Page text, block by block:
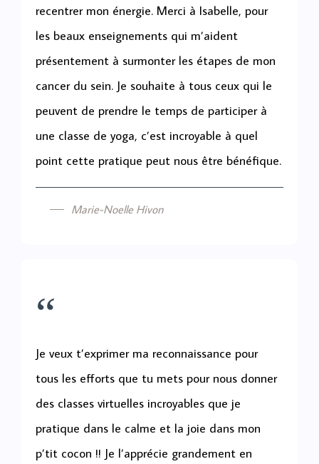
recentrer mon énergie. Merci à Isabelle, pour
les beaux enseignements qui m’aident
présentement à surmonter les étapes de mon
cancer du sein. Je souhaite à tous ceux qui le
peuvent de prendre le temps de participer à
une classe de yoga, c’est incroyable à quel
point cette pratique peut nous être bénéfique.
Marie-Noelle Hivon
“
Je veux t’exprimer ma reconnaissance pour
tous les efforts que tu mets pour nous donner
des classes virtuelles incroyables que je
pratique dans le calme et la joie dans mon
p’tit cocon !! Je l’apprécie grandement en